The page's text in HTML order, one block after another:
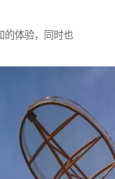
的体验，同时也